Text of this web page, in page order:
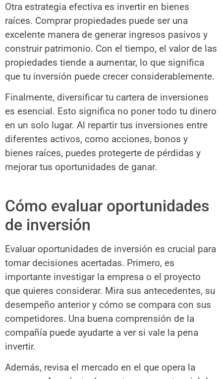
Otra estrategia efectiva es invertir en bienes
raíces. Comprar propiedades puede ser una
excelente manera de generar ingresos pasivos y
construir patrimonio. Con el tiempo, el valor de las
propiedades tiende a aumentar, lo que significa
que tu inversión puede crecer considerablemente.
Finalmente, diversificar tu cartera de inversiones
es esencial. Esto significa no poner todo tu dinero
en un solo lugar. Al repartir tus inversiones entre
diferentes activos, como acciones, bonos y
bienes raíces, puedes protegerte de pérdidas y
mejorar tus oportunidades de ganar.
Cómo evaluar oportunidades
de inversión
Evaluar oportunidades de inversión es crucial para
tomar decisiones acertadas. Primero, es
importante investigar la empresa o el proyecto
que quieres considerar. Mira sus antecedentes, su
desempeño anterior y cómo se compara con sus
competidores. Una buena comprensión de la
compañía puede ayudarte a ver si vale la pena
invertir.
Además, revisa el mercado en el que opera la